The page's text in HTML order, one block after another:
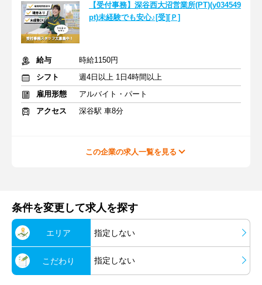
【受付事務】深谷西大沼営業所(PT)(y034549
pt)未経験でも安心♪[受][Ｐ]
給与
時給1150円
シフト
週4日以上 1日4時間以上
雇用形態
アルバイト・パート
アクセス
深谷駅 車8分
この企業の求人一覧を見る
条件を変更して求人を探す
エリア 指定しない
こだわり 指定しない